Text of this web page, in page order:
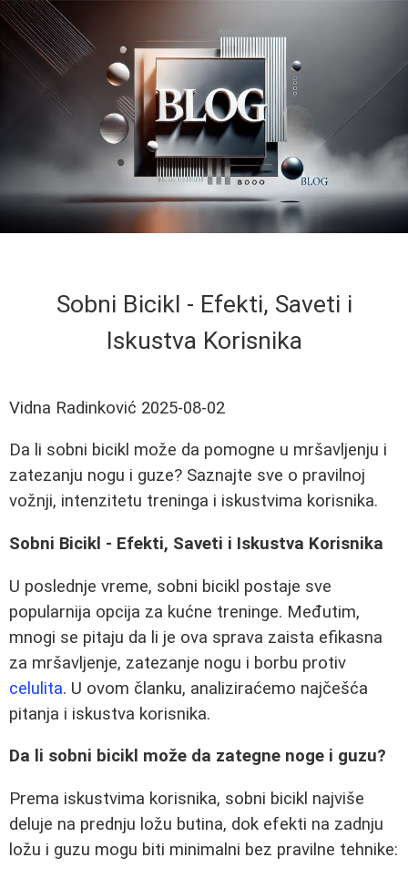
Sobni Bicikl - Efekti, Saveti i
Iskustva Korisnika
Vidna Radinković 2025-08-02
Da li sobni bicikl može da pomogne u mršavljenju i
zatezanju nogu i guze? Saznajte sve o pravilnoj
vožnji, intenzitetu treninga i iskustvima korisnika.
Sobni Bicikl - Efekti, Saveti i Iskustva Korisnika
U poslednje vreme, sobni bicikl postaje sve
popularnija opcija za kućne treninge. Međutim,
mnogi se pitaju da li je ova sprava zaista efikasna
za mršavljenje, zatezanje nogu i borbu protiv
celulita. U ovom članku, analiziraćemo najčešća
pitanja i iskustva korisnika.
Da li sobni bicikl može da zategne noge i guzu?
Prema iskustvima korisnika, sobni bicikl najviše
deluje na prednju ložu butina, dok efekti na zadnju
ložu i guzu mogu biti minimalni bez pravilne tehnike: